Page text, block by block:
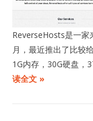
​ReverseHosts是一家
月，最近推出了比较
1G内存，30G硬盘，
读全文 »